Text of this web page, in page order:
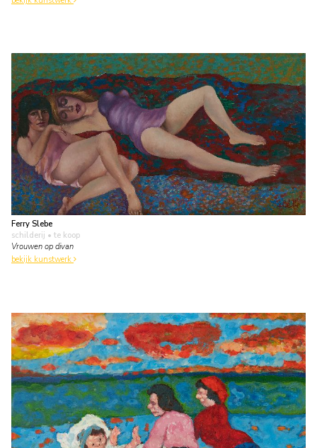
Ferry Slebe
schilderij • te koop
Vrouwen op divan
bekijk kunstwerk